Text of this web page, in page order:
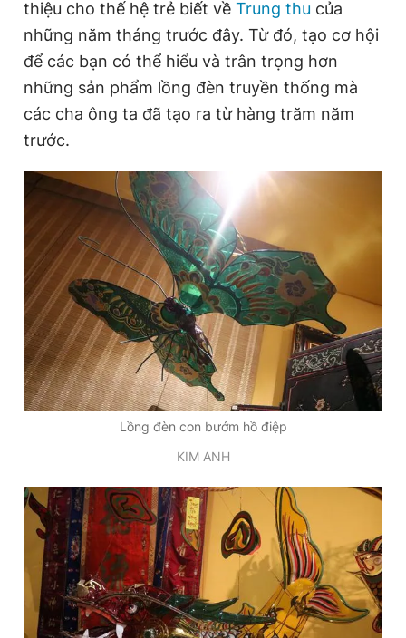
thiệu cho thế hệ trẻ biết về Trung thu của
những năm tháng trước đây. Từ đó, tạo cơ hội
để các bạn có thể hiểu và trân trọng hơn
những sản phẩm lồng đèn truyền thống mà
các cha ông ta đã tạo ra từ hàng trăm năm
trước.
Lồng đèn con bướm hồ điệp
KIM ANH